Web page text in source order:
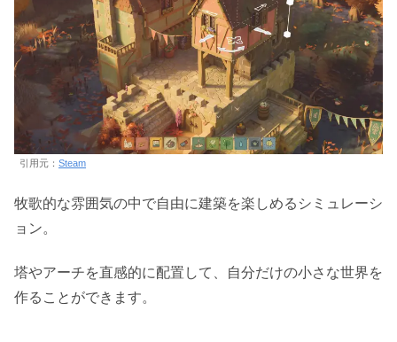
引用元： Steam
牧歌的な雰囲気の中で自由に建築を楽しめるシミュレーシ
ョン。
塔やアーチを直感的に配置して、自分だけの小さな世界を
作ることができます。